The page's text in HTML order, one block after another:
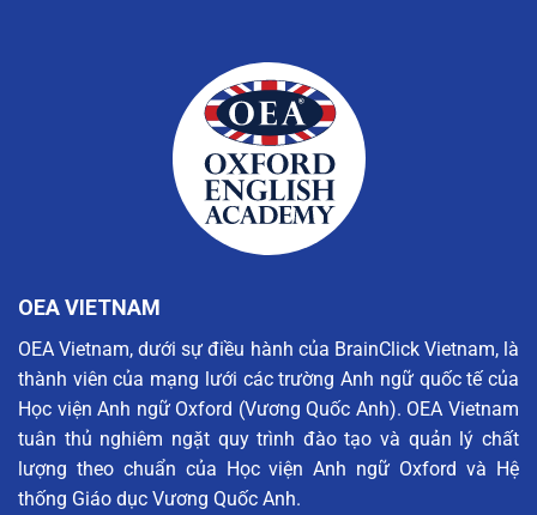
OEA VIETNAM
OEA Vietnam, dưới sự điều hành của BrainClick Vietnam, là
thành viên của mạng lưới các trường Anh ngữ quốc tế của
Học viện Anh ngữ Oxford (Vương Quốc Anh). OEA Vietnam
tuân thủ nghiêm ngặt quy trình đào tạo và quản lý chất
lượng theo chuẩn của Học viện Anh ngữ Oxford và Hệ
thống Giáo dục Vương Quốc Anh.